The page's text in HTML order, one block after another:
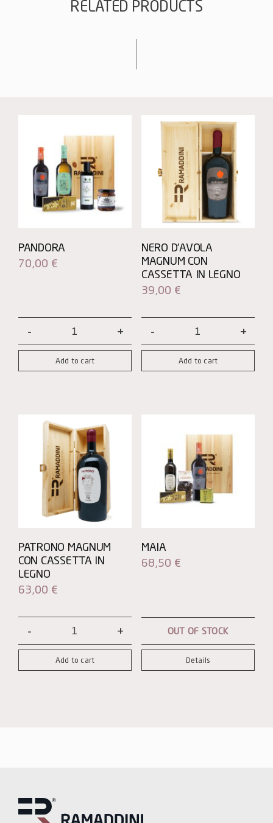
RELATED PRODUCTS
PANDORA
70,00 €
quantityAdd to cart
NERO D’AVOLA
MAGNUM CON
CASSETTA IN LEGNO
39,00 €
Legno
quantity
Add to cart
PATRONO MAGNUM
CON CASSETTA IN
LEGNO
63,00 €
MagnumAdd to cart
MAIA
68,50 €
OUT OF STOCK
Details